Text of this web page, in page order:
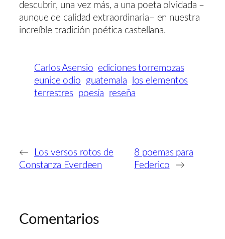
descubrir, una vez más, a una poeta olvidada –
aunque de calidad extraordinaria– en nuestra
increíble tradición poética castellana.
Carlos Asensio ediciones torremozas
eunice odio
guatemala
los elementos
terrestres
poesía reseña
←
Los versos rotos de
Constanza Everdeen
8 poemas para
Federico
→
Comentarios